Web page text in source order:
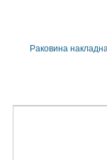
Раковина